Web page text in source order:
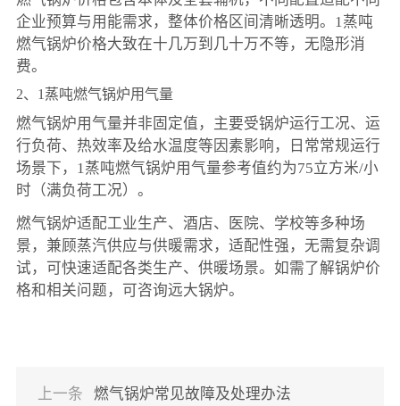
企业预算与用能需求，整体价格区间清晰透明。1蒸吨
燃气锅炉价格大致在十几万到几十万不等，无隐形消
费。
2、1蒸吨燃气锅炉用气量
燃气锅炉用气量并非固定值，主要受锅炉运行工况、运
行负荷、热效率及给水温度等因素影响，日常常规运行
场景下，1蒸吨燃气锅炉用气量参考值约为75立方米/小
时（满负荷工况）。
燃气锅炉适配工业生产、酒店、医院、学校等多种场
景，兼顾蒸汽供应与供暖需求，适配性强，无需复杂调
试，可快速适配各类生产、供暖场景。如需了解锅炉价
格和相关问题，可咨询远大锅炉。
上一条 燃气锅炉常见故障及处理办法